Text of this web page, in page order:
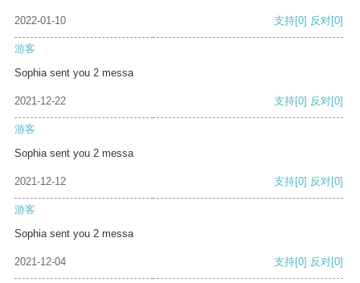
2022-01-10 支持[0] 反对[0]
游客
Sophia sent you 2 messa
2021-12-22 支持[0] 反对[0]
游客
Sophia sent you 2 messa
2021-12-12 支持[0] 反对[0]
游客
Sophia sent you 2 messa
2021-12-04 支持[0] 反对[0]